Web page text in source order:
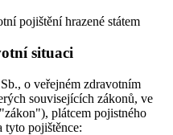
pojištění hrazené státem
situaci
o veřejném zdravotním
souvisejících zákonů, ve
plátcem pojistného
tyto pojištěnce: